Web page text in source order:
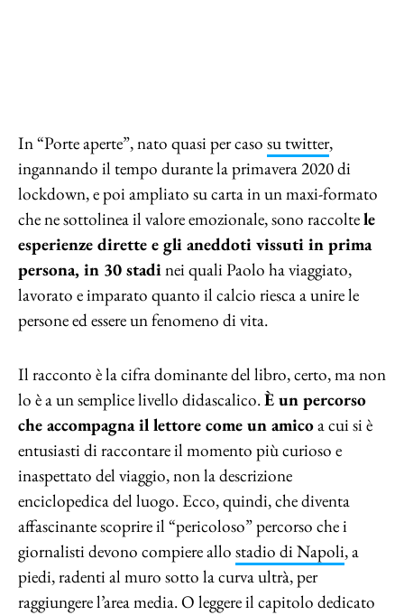
In “Porte aperte”, nato quasi per caso su twitter,
ingannando il tempo durante la primavera 2020 di
lockdown, e poi ampliato su carta in un maxi-formato
che ne sottolinea il valore emozionale, sono raccoltele
esperienze dirette e gli aneddoti vissuti in prima
persona, in 30 stadinei quali Paolo ha viaggiato,
lavorato e imparato quanto il calcio riesca a unire le
persone ed essere un fenomeno di vita.
Il racconto è la cifra dominante del libro, certo, ma non
lo è a un semplice livello didascalico.È un percorso
che accompagna il lettore come un amicoa cui si è
entusiasti di raccontare il momento più curioso e
inaspettato del viaggio, non la descrizione
enciclopedica del luogo. Ecco, quindi, che diventa
affascinante scoprire il “pericoloso” percorso che i
giornalisti devono compiere allo stadio di Napoli, a
piedi, radenti al muro sotto la curva ultrà, per
raggiungere l’area media. O leggere il capitolo dedicato